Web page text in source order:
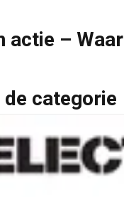
actie –
categorie